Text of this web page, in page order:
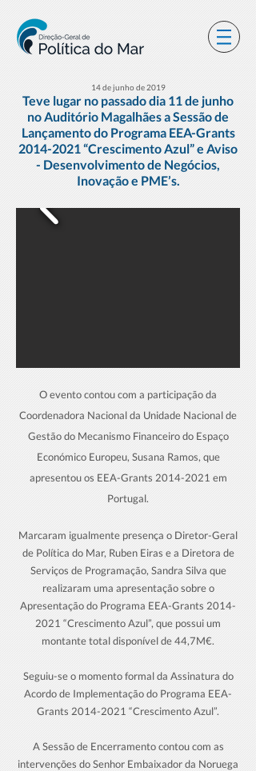
14 de junho de 2019
Teve lugar no passado dia 11 de junho
no Auditório Magalhães a Sessão de
Lançamento do Programa EEA-Grants
2014-2021“Crescimento Azul” e Aviso
- Desenvolvimento de Negócios,
Inovação e PME’s.
O evento contou com a participação da
Coordenadora Nacional da Unidade Nacional de
Gestão do Mecanismo Financeiro do Espaço
Económico Europeu, Susana Ramos, que
apresentou os EEA-Grants 2014-2021 em
Portugal.
Marcaram igualmente presença o Diretor-Geral
de Política do Mar, Ruben Eiras e a Diretora de
Serviços de Programação, Sandra Silva que
realizaram uma apresentação sobre o
Apresentação do Programa EEA-Grants 2014-
2021 “Crescimento Azul”, que possui um
montante total disponível de 44,7M€.
Seguiu-se o momento formal da Assinatura do
Acordo de Implementação do Programa EEA-
Grants 2014-2021 “Crescimento Azul”.
A Sessão de Encerramento contou com as
intervenções do Senhor Embaixador da Noruega